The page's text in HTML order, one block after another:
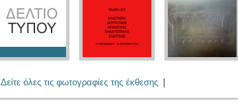
Δείτε όλες τις φωτογραφίες της έκθεσης